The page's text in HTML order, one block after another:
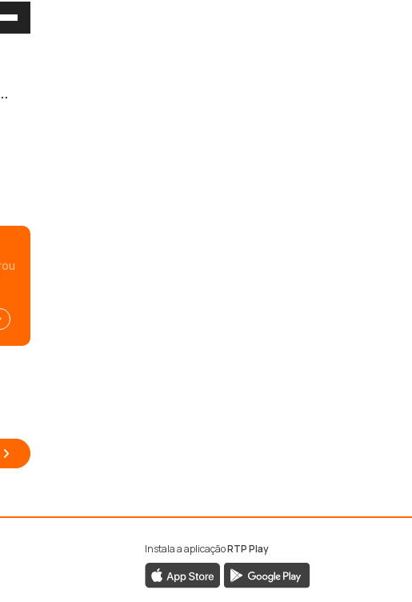
Instala a aplicaçãoRTP Play